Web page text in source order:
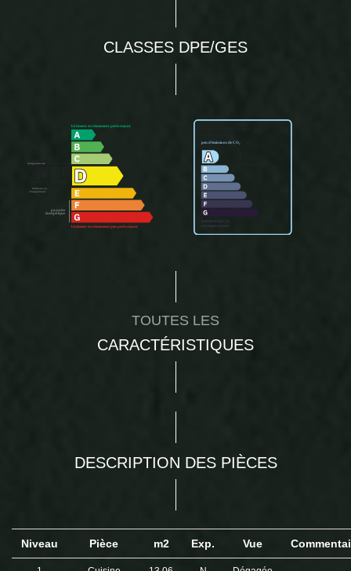
CLASSES DPE/GES
TOUTES LES
CARACTÉRISTIQUES
DESCRIPTION DES PIÈCES
Niveau Pièce m2 Exp. Vue